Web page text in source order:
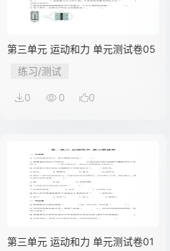
高等教育出版社
第三单元 运动和力 单元测试卷05
练习/测试
0 0 0
第三单元 运动和力 单元测试卷01